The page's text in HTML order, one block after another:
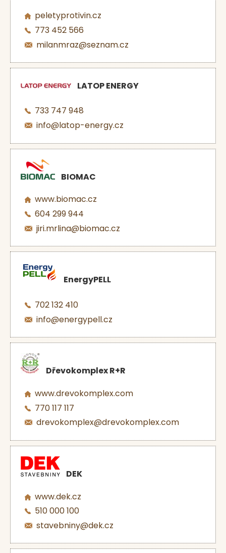
peletyprotivin.cz
773 452 566
milanmraz@seznam.cz
LATOP ENERGY
733 747 948
info@latop-energy.cz
BIOMAC
www.biomac.cz
604 299 944
jiri.mrlina@biomac.cz
EnergyPELL
702 132 410
info@energypell.cz
Dřevokomplex R+R
www.drevokomplex.com
770 117 117
drevokomplex@drevokomplex.com
DEK
www.dek.cz
510 000 100
stavebniny@dek.cz